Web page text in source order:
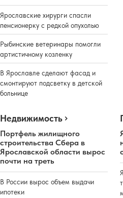
Ярославские хирурги спасли
пенсионерку с редкой опухолью
Рыбинские ветеринары помогли
артистичному козленку
В Ярославле сделают фасад и
смонтируют подсветку в детской
больнице
Недвижимость
Портфель жилищного
строительства Сбера в
Ярославской области вырос
почти на треть
В России вырос объем выдачи
ипотеки